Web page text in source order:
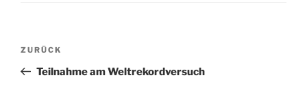
Beitragsnavigation
Vorheriger
Beitrag
ZURÜCK
Teilnahme am Weltrekordversuch